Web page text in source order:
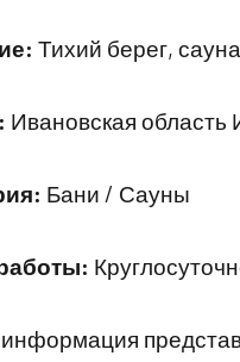
Тихий берег, сауна
Ивановская область
Бани / Сауны